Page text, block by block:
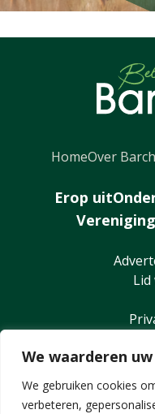
We waarderen
We gebruiken cookies
verbeteren,
HomeOver
Erop uit
Lid